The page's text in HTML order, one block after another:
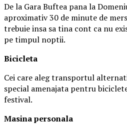
De la Gara Buftea pana la
aproximativ 30 de minute de
trebuie insa sa tina cont ca nu
pe timpul noptii.
Bicicleta
Cei care aleg transportul
special amenajata pentru
festival.
Masinapersonala